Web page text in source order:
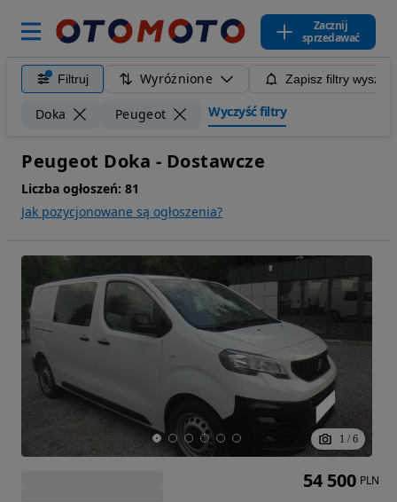
Zacznij
sprzedawać
Filtruj Wyróżnione Zapisz filtry
Doka Peugeot Wyczyść filtry
Peugeot Doka - Dostawcze
Liczba ogłoszeń: 81
Jak pozycjonowane są ogłoszenia?
1 / 6
54 500 PLN